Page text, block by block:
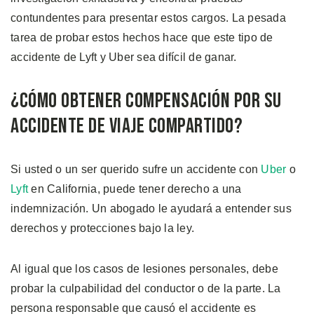
contundentes para presentar estos cargos. La pesada
tarea de probar estos hechos hace que este tipo de
accidente de Lyft y Uber sea difícil de ganar.
¿Cómo Obtener Compensación por su
Accidente de Viaje Compartido?
Si usted o un ser querido sufre un accidente con Uber o
Lyften California, puede tener derecho a una
indemnización. Un abogado le ayudará a entender sus
derechos y protecciones bajo la ley.
Al igual que los casos de lesiones personales, debe
probar la culpabilidad del conductor o de la parte. La
persona responsable que causó el accidente es